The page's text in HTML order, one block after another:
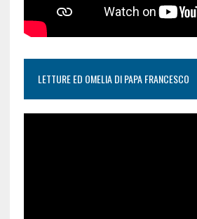
LETTURE ED OMELIA DI PAPA FRANCESCO